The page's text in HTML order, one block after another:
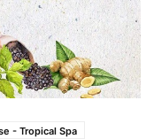
- Tropical Spa